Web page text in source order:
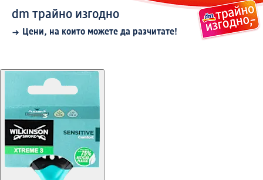
dm трайно изгодно
Цени, на които можете да разчитате!